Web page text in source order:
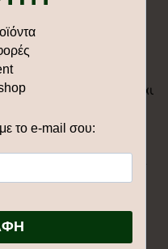
όπως το
ορρεινής
το Lumen,
πεζοπορικές και
πέντε και άλλες
Αυτή η στρατηγική
της τοπικής
του έτους,
εργασίας και
Επιπλέον,
το e-mail σου: